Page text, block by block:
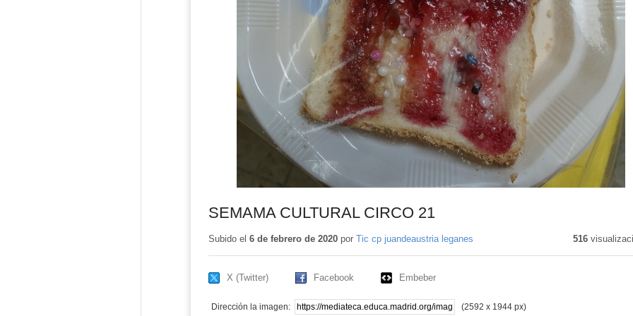
SEMAMA CULTURAL CIRCO 21
Subido el 6 de febrero de 2020por Tic cp juandeaustria leganes 516
X (Twitter) Facebook Embeber
Dirección la imagen: (2592 x 1944 px)